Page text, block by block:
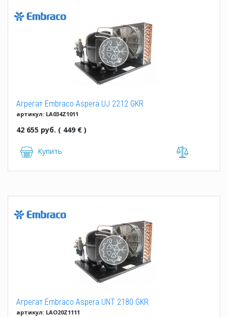
Агрегат Embraco Aspera UJ 2212 GKR
артикул: LA034Z1011
42 655 руб. ( 449 € )
Купить
Агрегат Embraco Aspera UNT 2180 GKR
артикул: LAO20Z1111